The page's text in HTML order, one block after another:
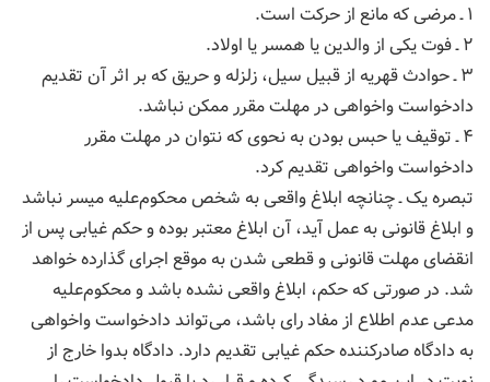
۱ ـ مرضی كه مانع از حركت است.
۲ ـ فوت یكی از والدین یا همسر یا اولاد.
۳ ـ حوادث قهریه از قبیل سیل، زلزله و حریق كه بر اثر آن تقدیم
دادخواست واخواهی در مهلت مقرر ممكن نباشد.
۴ ـ توقیف یا حبس بودن به نحوی كه نتوان در مهلت مقرر
دادخواست واخواهی تقدیم كرد.
تبصره یک ـ چنانچه ابلاغ واقعی به شخص محكوم‌علیه میسر نباشد
و ابلاغ قانونی به عمل آید، آن ابلاغ معتبر بوده و حكم غیابی پس از
انقضای مهلت قانونی و قطعی شدن به موقع اجرای گذارده خواهد
شد. در صورتی كه حكم، ابلاغ واقعی نشده باشد و محكوم‌علیه
مدعی عدم اطلاع از مفاد رای باشد، می‌تواند دادخواست واخواهی
به دادگاه صادركننده حكم غیابی تقدیم دارد. دادگاه بدوا خارج از